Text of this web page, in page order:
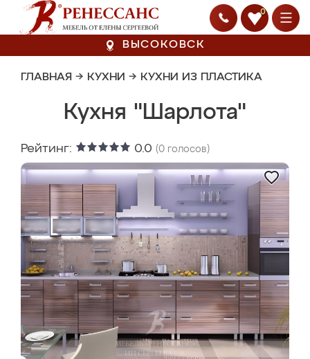
0
ВЫСОКОВСК
ГЛАВНАЯ → КУХНИ → КУХНИ ИЗ ПЛАСТИКА
Кухня "Шарлота"
Рейтинг: 0.0 (0 голосов)